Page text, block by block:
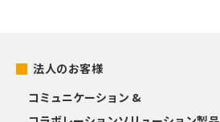
法人のお客様
コミュニケーション &